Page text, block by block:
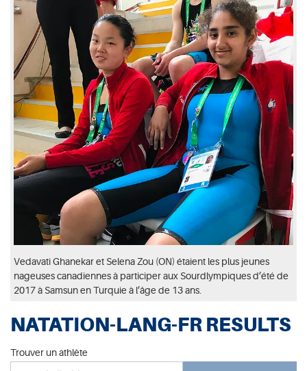
Vedavati Ghanekar et Selena Zou (ON) étaient les plus jeunes
nageuses canadiennes à participer aux Sourdlympiques d’été de
2017 à Samsun en Turquie à l’âge de 13 ans.
NATATION-LANG-FR RESULTS
Trouver un athlète